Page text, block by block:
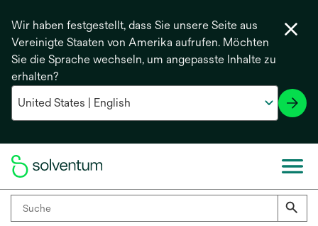
Wir haben festgestellt, dass Sie unsere Seite aus
Vereinigte Staaten von Amerika aufrufen. Möchten
Sie die Sprache wechseln, um angepasste Inhalte zu
erhalten?